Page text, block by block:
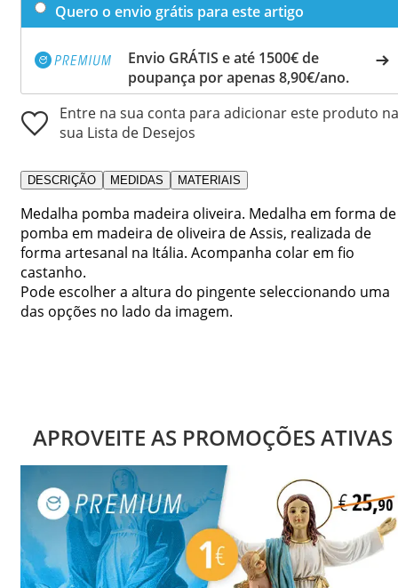
Quero o envio grátis para este artigo
Envio GRÁTIS e até 1500€ de
poupança por apenas 8,90€/ano.
Entre na sua conta para adicionar este produto na
sua Lista de Desejos
DESCRIÇÃO MEDIDAS MATERIAIS
Medalha pomba madeira oliveira. Medalha em forma de
pomba em madeira de oliveira de Assis, realizada de
forma artesanal na Itália. Acompanha colar em fio
castanho.
Pode escolher a altura do pingente seleccionando uma
das opções no lado da imagem.
APROVEITE AS PROMOÇÕES ATIVAS